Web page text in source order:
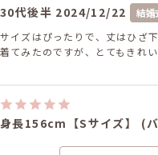
30代後半 2024/12/22
結婚
サイズはぴったりで、丈はひざ
着てみたのですが、とてもきれ
身長156cm【Sサイズ】 (
2024/06/09 結婚